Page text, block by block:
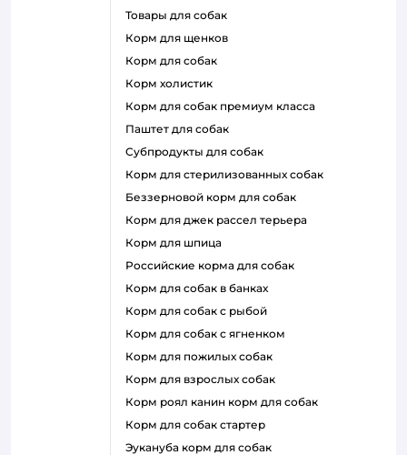
товары для собак
корм для щенков
корм для собак
корм холистик
корм для собак премиум класса
паштет для собак
субпродукты для собак
корм для стерилизованных собак
беззерновой корм для собак
корм для джек рассел терьера
корм для шпица
российские корма для собак
корм для собак в банках
корм для собак с рыбой
корм для собак с ягненком
корм для пожилых собак
корм для взрослых собак
корм роял канин корм для собак
корм для собак стартер
эукануба корм для собак